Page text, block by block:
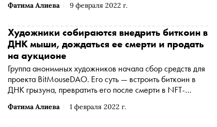
Фатима Алиева 9 февраля 2022 г.
Фатима Алиева 1 февраля 2022 г.
Художники собираются внедрить биткоин в
ДНК мыши, дождаться ее смерти и продать
на аукционе
Группа анонимных художников начала сбор средств для
проекта BitMouseDAO. Его суть — встроить биткоин в
ДНК грызуна, превратить его после смерти в NFT-